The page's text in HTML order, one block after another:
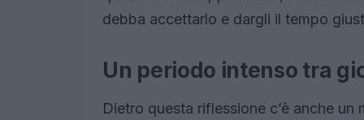
debba accettarlo e dargli il tempo
Un periodo intenso tra
Dietro questa riflessione c’è anche